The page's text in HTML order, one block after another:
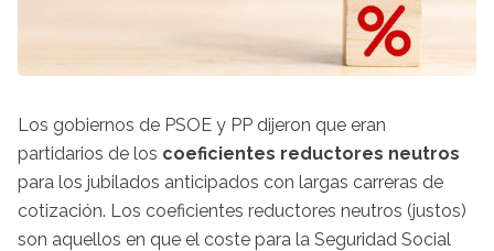
Los gobiernos de PSOE y PP dijeron que eran
partidarios de los coeficientes reductores neutros
para los jubilados anticipados con largas carreras de
cotización. Los coeficientes reductores neutros (justos)
son aquellos en que el coste para la Seguridad Social